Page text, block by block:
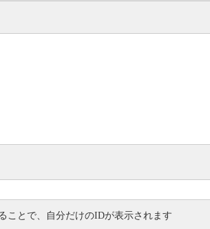
とで、自分だけのIDが表示されます